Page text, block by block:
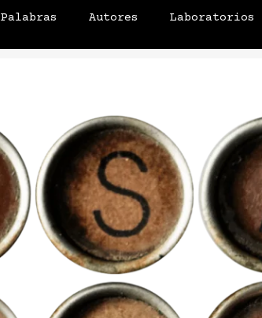
Palabras Autores Laboratorios